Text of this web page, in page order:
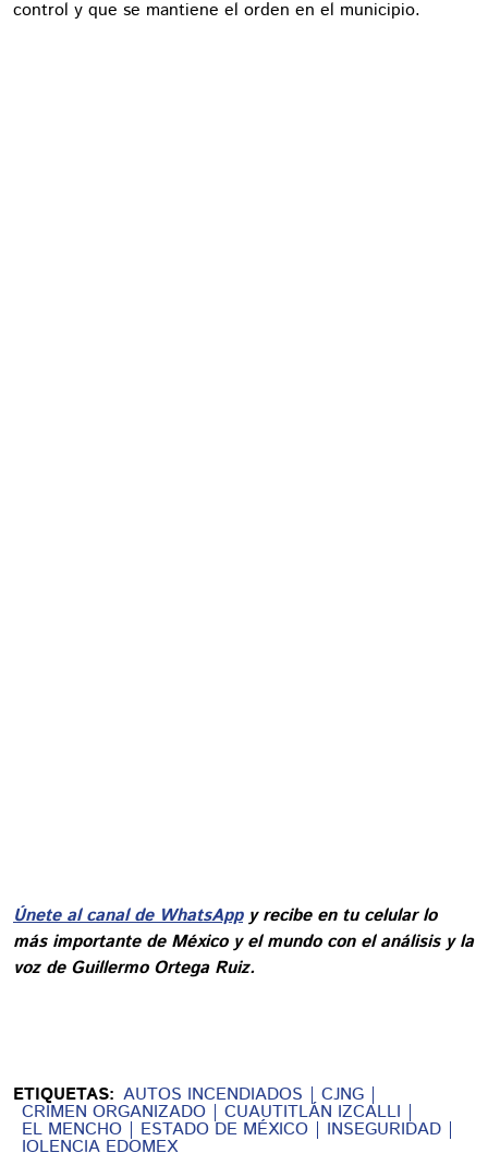
control y que se mantiene el orden en el municipio.
Únete al canal de WhatsAppy recibe en tu celular lo
más importante de México y el mundo con el análisis y la
voz de Guillermo Ortega Ruiz.
ETIQUETAS: AUTOS INCENDIADOS CJNG
CRIMEN ORGANIZADO CUAUTITLÁN IZCALLI
EL MENCHO ESTADO DE MÉXICO INSEGURIDAD
IOLENCIA EDOMEX